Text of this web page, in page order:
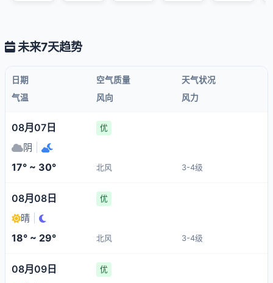
未来7天趋势
日期 空气质量
天气状况
气温
风向 风力
08月07日 优
阴
17° ~ 30° 北风 3-4级
08月08日 优
晴
18° ~ 29° 北风 3-4级
08月09日 优